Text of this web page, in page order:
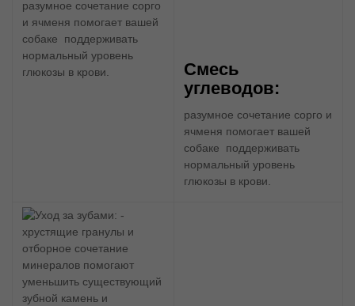
Смесь
углеводов:
разумное сочетание сорго и
ячменя помогает вашей
собаке поддерживать
нормальный уровень
глюкозы в крови.